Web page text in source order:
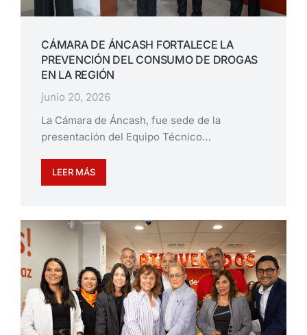
CÁMARA DE ÁNCASH FORTALECE LA
PREVENCIÓN DEL CONSUMO DE DROGAS
EN LA REGIÓN
junio 20, 2026
La Cámara de Áncash, fue sede de la
presentación del Equipo Técnico…
LEER MÁS